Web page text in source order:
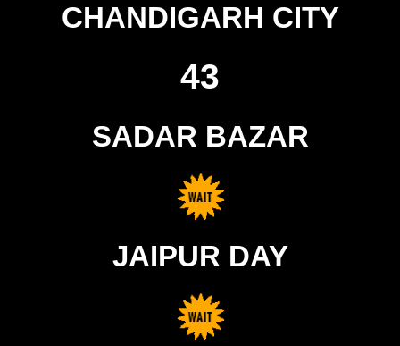
CHANDIGARH CITY
43
SADAR BAZAR
JAIPUR DAY